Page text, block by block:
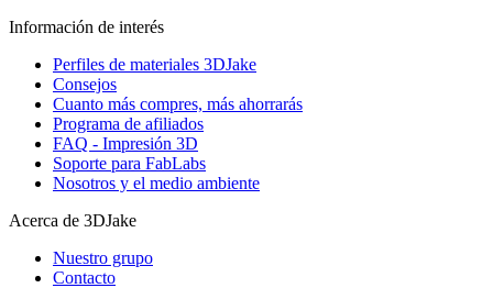
Información de interés
Perfiles de materiales 3DJake
Consejos
Cuanto más compres, más ahorrarás
Programa de afiliados
FAQ - Impresión 3D
Soporte para FabLabs
Nosotros y el medio ambiente
Acerca de 3DJake
Nuestro grupo
Contacto